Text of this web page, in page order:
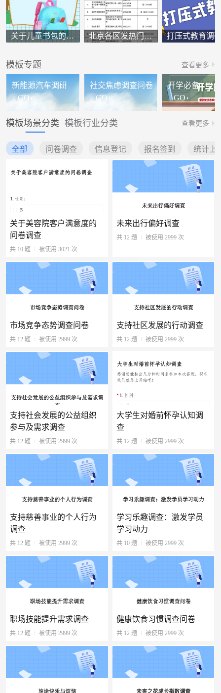
关于儿童书包的调查问卷 北京各区发热门诊名单 打压式教育调
模板专题 查看更多
新能源汽车调研
GO
社交焦虑调查问卷
GO
开学必备
GO
模板场景分类 模板行业分类 查看更多
全部 问卷调查 信息登记 报名签到 统计上
关于美容院客户满意度的
问卷调查
共 10 题 被使用 3021 次
未来出行偏好调查
共 12 题 被使用 2999 次
市场竞争态势调查问卷
共 12 题 被使用 2999 次
支持社区发展的行动调查
共 12 题 被使用 2999 次
支持社会发展的公益组织
参与及需求调查
共 12 题 被使用 2999 次
大学生对婚前怀孕认知调
查
共 12 题 被使用 2999 次
支持慈善事业的个人行为
调查
共 12 题 被使用 2999 次
学习乐趣调查：激发学员
学习动力
共 10 题 被使用 2999 次
职场技能提升需求调查
共 12 题 被使用 2999 次
健康饮食习惯调查问卷
共 12 题 被使用 2999 次